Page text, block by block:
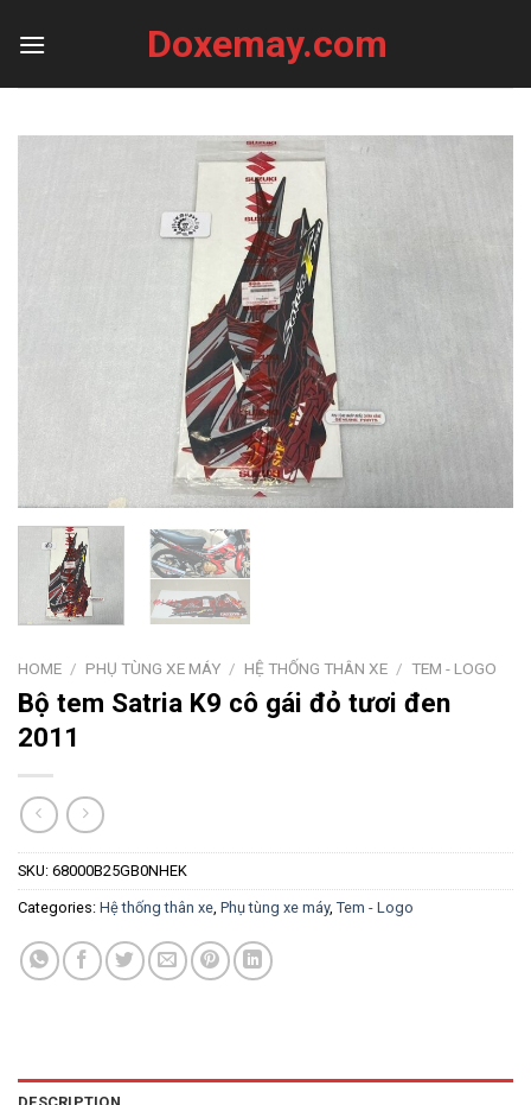
Doxemay.com
HOME / PHỤ TÙNG XE MÁY / HỆ THỐNG THÂN XE / TEM - LOGO
Bộ tem Satria K9 cô gái đỏ tươi đen
2011
SKU: 68000B25GB0NHEK
Categories: Hệ thống thân xe, Phụ tùng xe máy, Tem - Logo